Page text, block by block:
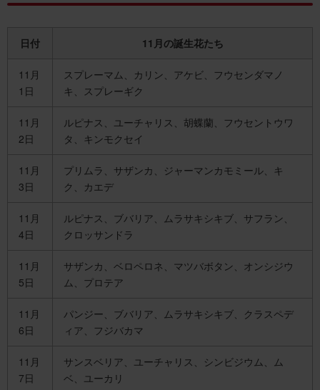
日付 11月の誕生花たち
11月
1日
スプレーマム、カリン、アケビ、フウセンダマノ
キ、スプレーギク
11月
2日
ルピナス、ユーチャリス、胡蝶蘭、フウセントウワ
タ、キンモクセイ
11月
3日
プリムラ、サザンカ、ジャーマンカモミール、キ
ク、カエデ
11月
4日
ルピナス、ブバリア、ムラサキシキブ、サフラン、
クロッサンドラ
11月
5日
サザンカ、ベロペロネ、マツバボタン、オンシジウ
ム、プロテア
11月
6日
パンジー、ブバリア、ムラサキシキブ、クラスペデ
ィア、フジバカマ
11月
7日
サンスベリア、ユーチャリス、シンビジウム、ム
ベ、ユーカリ